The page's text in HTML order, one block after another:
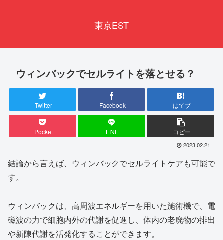
東京EST
ウィンバックでセルライトを落とせる？
Twitter Facebook はてブ
Pocket LINE コピー
2023.02.21
結論から言えば、ウィンバックでセルライトケアも可能で
す。
ウィンバックは、高周波エネルギーを用いた施術機で、電
磁波の力で細胞内外の代謝を促進し、体内の老廃物の排出
や新陳代謝を活発化することができます。